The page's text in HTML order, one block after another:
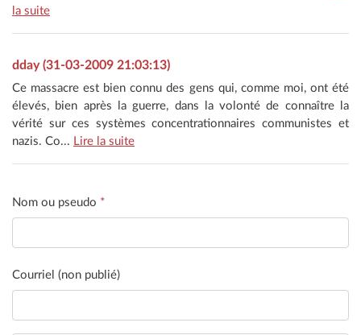
la suite
dday (31-03-2009 21:03:13)
Ce massacre est bien connu des gens qui, comme moi, ont été
élevés, bien après la guerre, dans la volonté de connaître la
vérité sur ces systèmes concentrationnaires communistes et
nazis. Co... Lire la suite
Nom ou pseudo *
Courriel (non publié)